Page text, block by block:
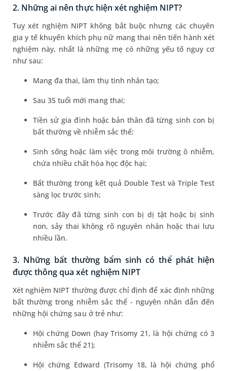
2. Những ai nên thực hiện xét nghiệm NIPT?
Tuy xét nghiệm NIPT không bắt buộc nhưng các chuyên
gia y tế khuyến khích phụ nữ mang thai nên tiến hành xét
nghiệm này, nhất là những mẹ có những yếu tố nguy cơ
như sau:
Mang đa thai, làm thụ tinh nhân tạo;
Sau 35 tuổi mới mang thai;
Tiền sử gia đình hoặc bản thân đã từng sinh con bị
bất thường về nhiễm sắc thể;
Sinh sống hoặc làm việc trong môi trường ô nhiễm,
chứa nhiều chất hóa học độc hại;
Bất thường trong kết quả Double Test và Triple Test
sàng lọc trước sinh;
Trước đây đã từng sinh con bị dị tật hoặc bị sinh
non, sảy thai không rõ nguyên nhân hoặc thai lưu
nhiều lần.
3. Những bất thường bẩm sinh có thể phát hiện
được thông qua xét nghiệm NIPT
Xét nghiệm NIPT thường được chỉ định để xác định những
bất thường trong nhiễm sắc thể - nguyên nhân dẫn đến
những hội chứng sau ở trẻ như:
Hội chứng Down (hay Trisomy 21, là hội chứng có 3
nhiễm sắc thể 21);
Hội chứng Edward (Trisomy 18, là hội chứng phổ